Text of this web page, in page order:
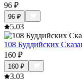
96 ₽
96 ₽
5.03
108 Буддийских
160 ₽
160 ₽
3.03